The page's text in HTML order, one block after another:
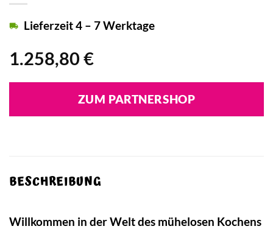
1.258,80 €
Lieferzeit 4 – 7 Werktage
ZUM PARTNERSHOP
BESCHREIBUNG
Willkommen in der Welt des mühelosen Kochens